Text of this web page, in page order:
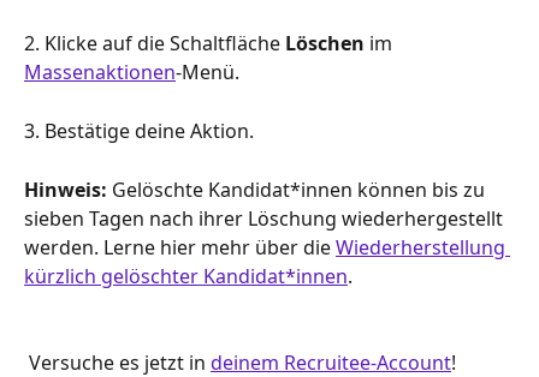
2. Klicke auf die Schaltfläche Löschen im
Massenaktionen-Menü.
3. Bestätige deine Aktion.
Hinweis: Gelöschte Kandidat*innen können bis zu
sieben Tagen nach ihrer Löschung wiederhergestellt
werden. Lerne hier mehr über die Wiederherstellung
kürzlich gelöschter Kandidat*innen.
Versuche es jetzt in deinem Recruitee-Account!